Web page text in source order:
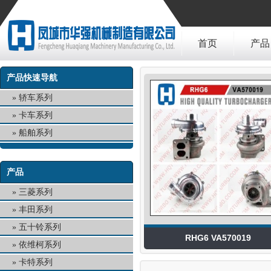
首页 产品
产品快速导航
轿车系列
卡车系列
船舶系列
产品
三菱系列
丰田系列
五十铃系列
依维柯系列
卡特系列
RHG6 VA570019